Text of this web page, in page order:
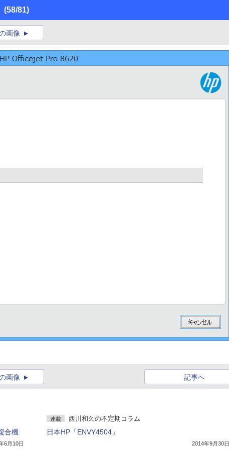
(58/81)
画像
記事へ
画像
合機
6月10日
連載 西川和久の不定期コラム
日本HP「ENVY4504」
2014年9月30日